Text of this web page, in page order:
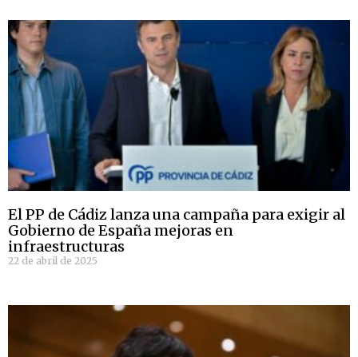
El PP de Cádiz lanza una campaña para exigir al
Gobierno de España mejoras en
infraestructuras
22 de abril de 2025